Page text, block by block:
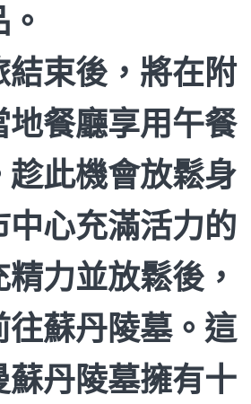
結束後，將在附
地餐廳享用午餐
此機會放鬆身
心充滿活力的
力並放鬆後，
往蘇丹陵墓。這
蘇丹陵墓擁有十